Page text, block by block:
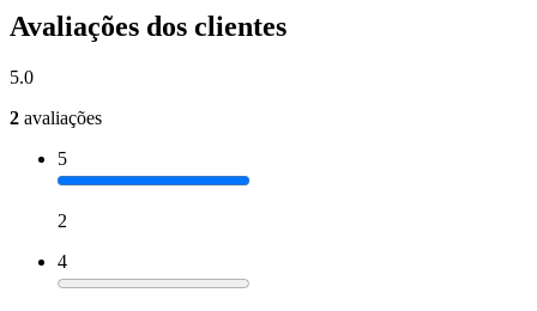
Avaliações dos clientes
5.0
2 avaliações
5
2
4